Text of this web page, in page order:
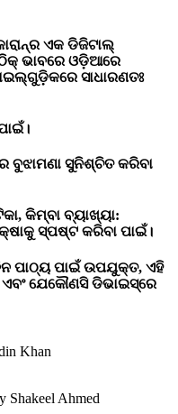
ଏକ ଡିଜିଟାଲ୍
ଭାବରେ ଓଡ଼ିଆରେ
ସାଧାରଣତଃ
ବୁଝାମଣା ସୁନିଶ୍ଚିତ କରିବା
କିମ୍ବା ବ୍ୟାଖ୍ୟା:
ସ୍ପଷ୍ଟ କରିବା ପାଇଁ।
ପାଠ୍ୟ ପାଇଁ ଉପଯୁକ୍ତ, ଏହି
ଯେକୌଣସି ଡିଭାଇସ୍‌ରେ
Khan
Shakeel Ahmed